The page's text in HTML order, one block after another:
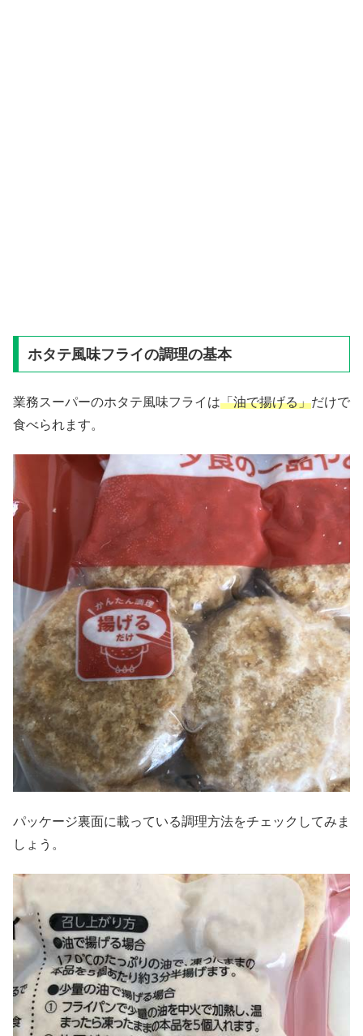
ホタテ風味フライの調理の基本
業務スーパーのホタテ風味フライは「油で揚げる」だけで
食べられます。
パッケージ裏面に載っている調理方法をチェックしてみま
しょう。